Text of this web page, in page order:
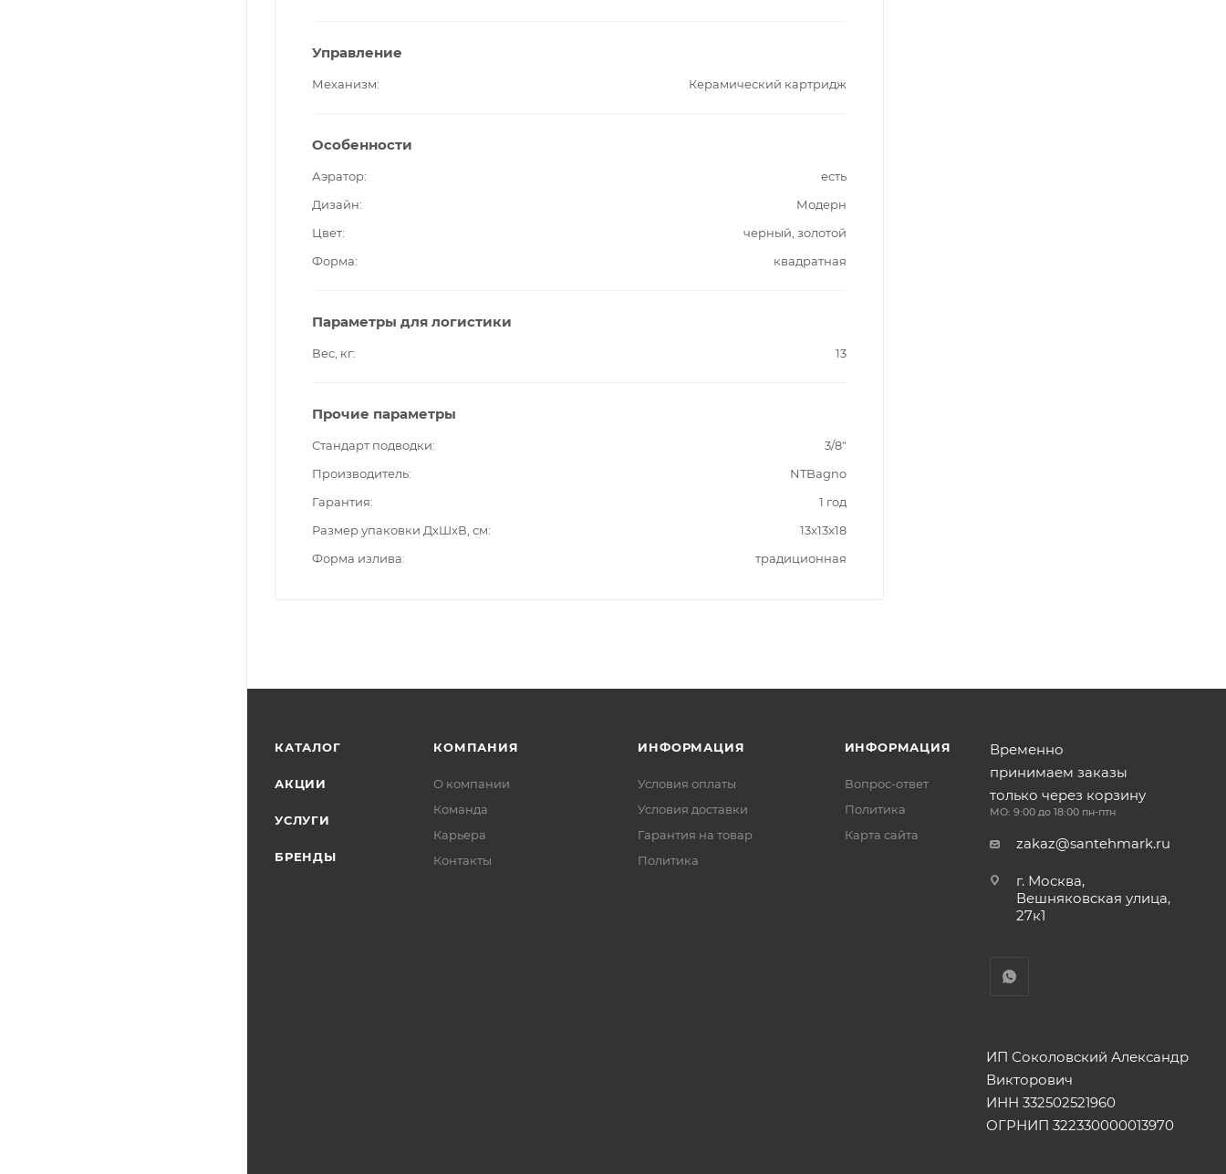
Управление
Механизм Керамический картридж
Особенности
Аэратор
есть
Дизайн
Модерн
Цвет
черный, золотой
Форма
квадратная
Параметры для логистики
Вес, кг 13
Прочие параметры
Стандарт подводки
3/8"
Производитель
NTBagno
Гарантия
1 год
Размер упаковки ДxШxВ, см
13x13x18
Форма излива
традиционная
КАТАЛОГ
АКЦИИ
УСЛУГИ
БРЕНДЫ
КОМПАНИЯ
О компании
Команда
Карьера
Контакты
ИНФОРМАЦИЯ
Условия оплаты
Условия доставки
Гарантия на товар
Политика
ИНФОРМАЦИЯ
Вопрос-ответ
Политика
Карта сайта
Временно
принимаем заказы
только через корзину
МО: 9:00 до 18:00 пн-птн
zakaz@santehmark.ru
г. Москва,
Вешняковская улица,
27к1
ИП Соколовский Александр
Викторович
ИНН 332502521960
ОГРНИП 322330000013970